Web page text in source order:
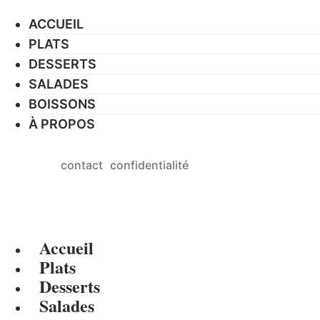
ACCUEIL
PLATS
DESSERTS
SALADES
BOISSONS
À PROPOS
contact confidentialité
Accueil
Plats
Desserts
Salades